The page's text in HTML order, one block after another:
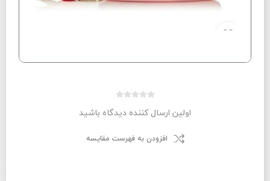
اولین ارسال کننده دیدگاه باشید
افزودن به فهرست مقایسه